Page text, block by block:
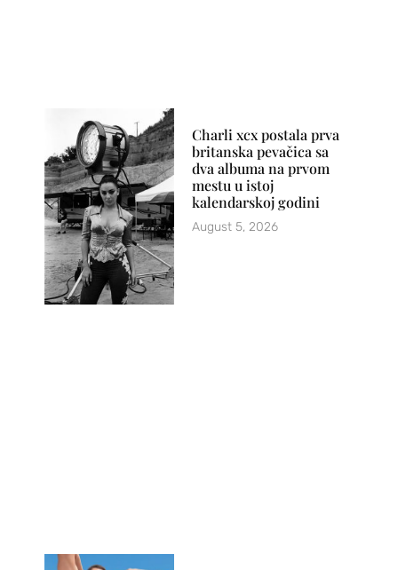
Charli xcx postala prva
britanska pevačica sa
dva albuma na prvom
mestu u istoj
kalendarskoj godini
August 5, 2026